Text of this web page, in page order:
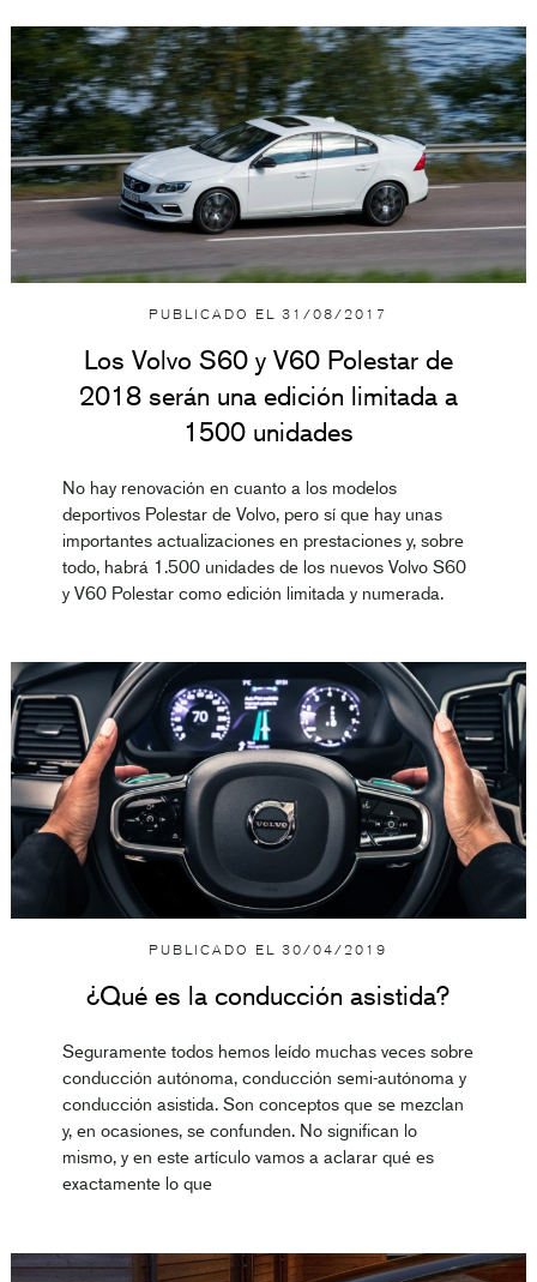
PUBLICADO EL31/08/2017
Los Volvo S60 y V60 Polestar de
2018 serán una edición limitada a
1500 unidades
No hay renovación en cuanto a los modelos
deportivos Polestar de Volvo, pero sí que hay unas
importantes actualizaciones en prestaciones y, sobre
todo, habrá 1.500 unidades de los nuevos Volvo S60
y V60 Polestar como edición limitada y numerada.
PUBLICADO EL30/04/2019
¿Qué es la conducción asistida?
Seguramente todos hemos leído muchas veces sobre
conducción autónoma, conducción semi-autónoma y
conducción asistida. Son conceptos que se mezclan
y, en ocasiones, se confunden. No significan lo
mismo, y en este artículo vamos a aclarar qué es
exactamente lo que